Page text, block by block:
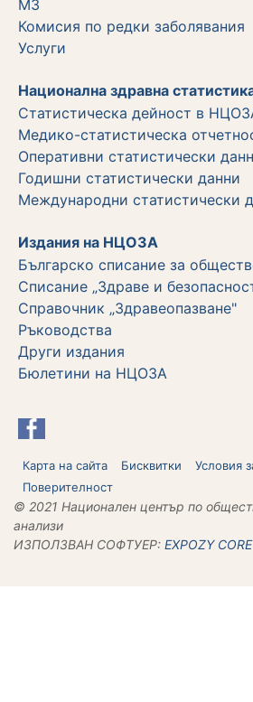
МЗ
Комисия по редки заболявания
Услуги
Национална здравна
Статистическа дейност в
Медико-статистическа
Оперативни статистически
Годишни статистически данни
Международни статистически
Издания на НЦОЗА
Българско списание за
Списание „Здраве и
Справочник „Здравеопазване"
Ръководства
Други издания
Бюлетини на НЦОЗА
Карта на сайта Бисквитки
Условия
Поверителност
© 2021 Национален център по
анализи
ИЗПОЛЗВАН СОФТУЕР: ЕХPOZY CORE